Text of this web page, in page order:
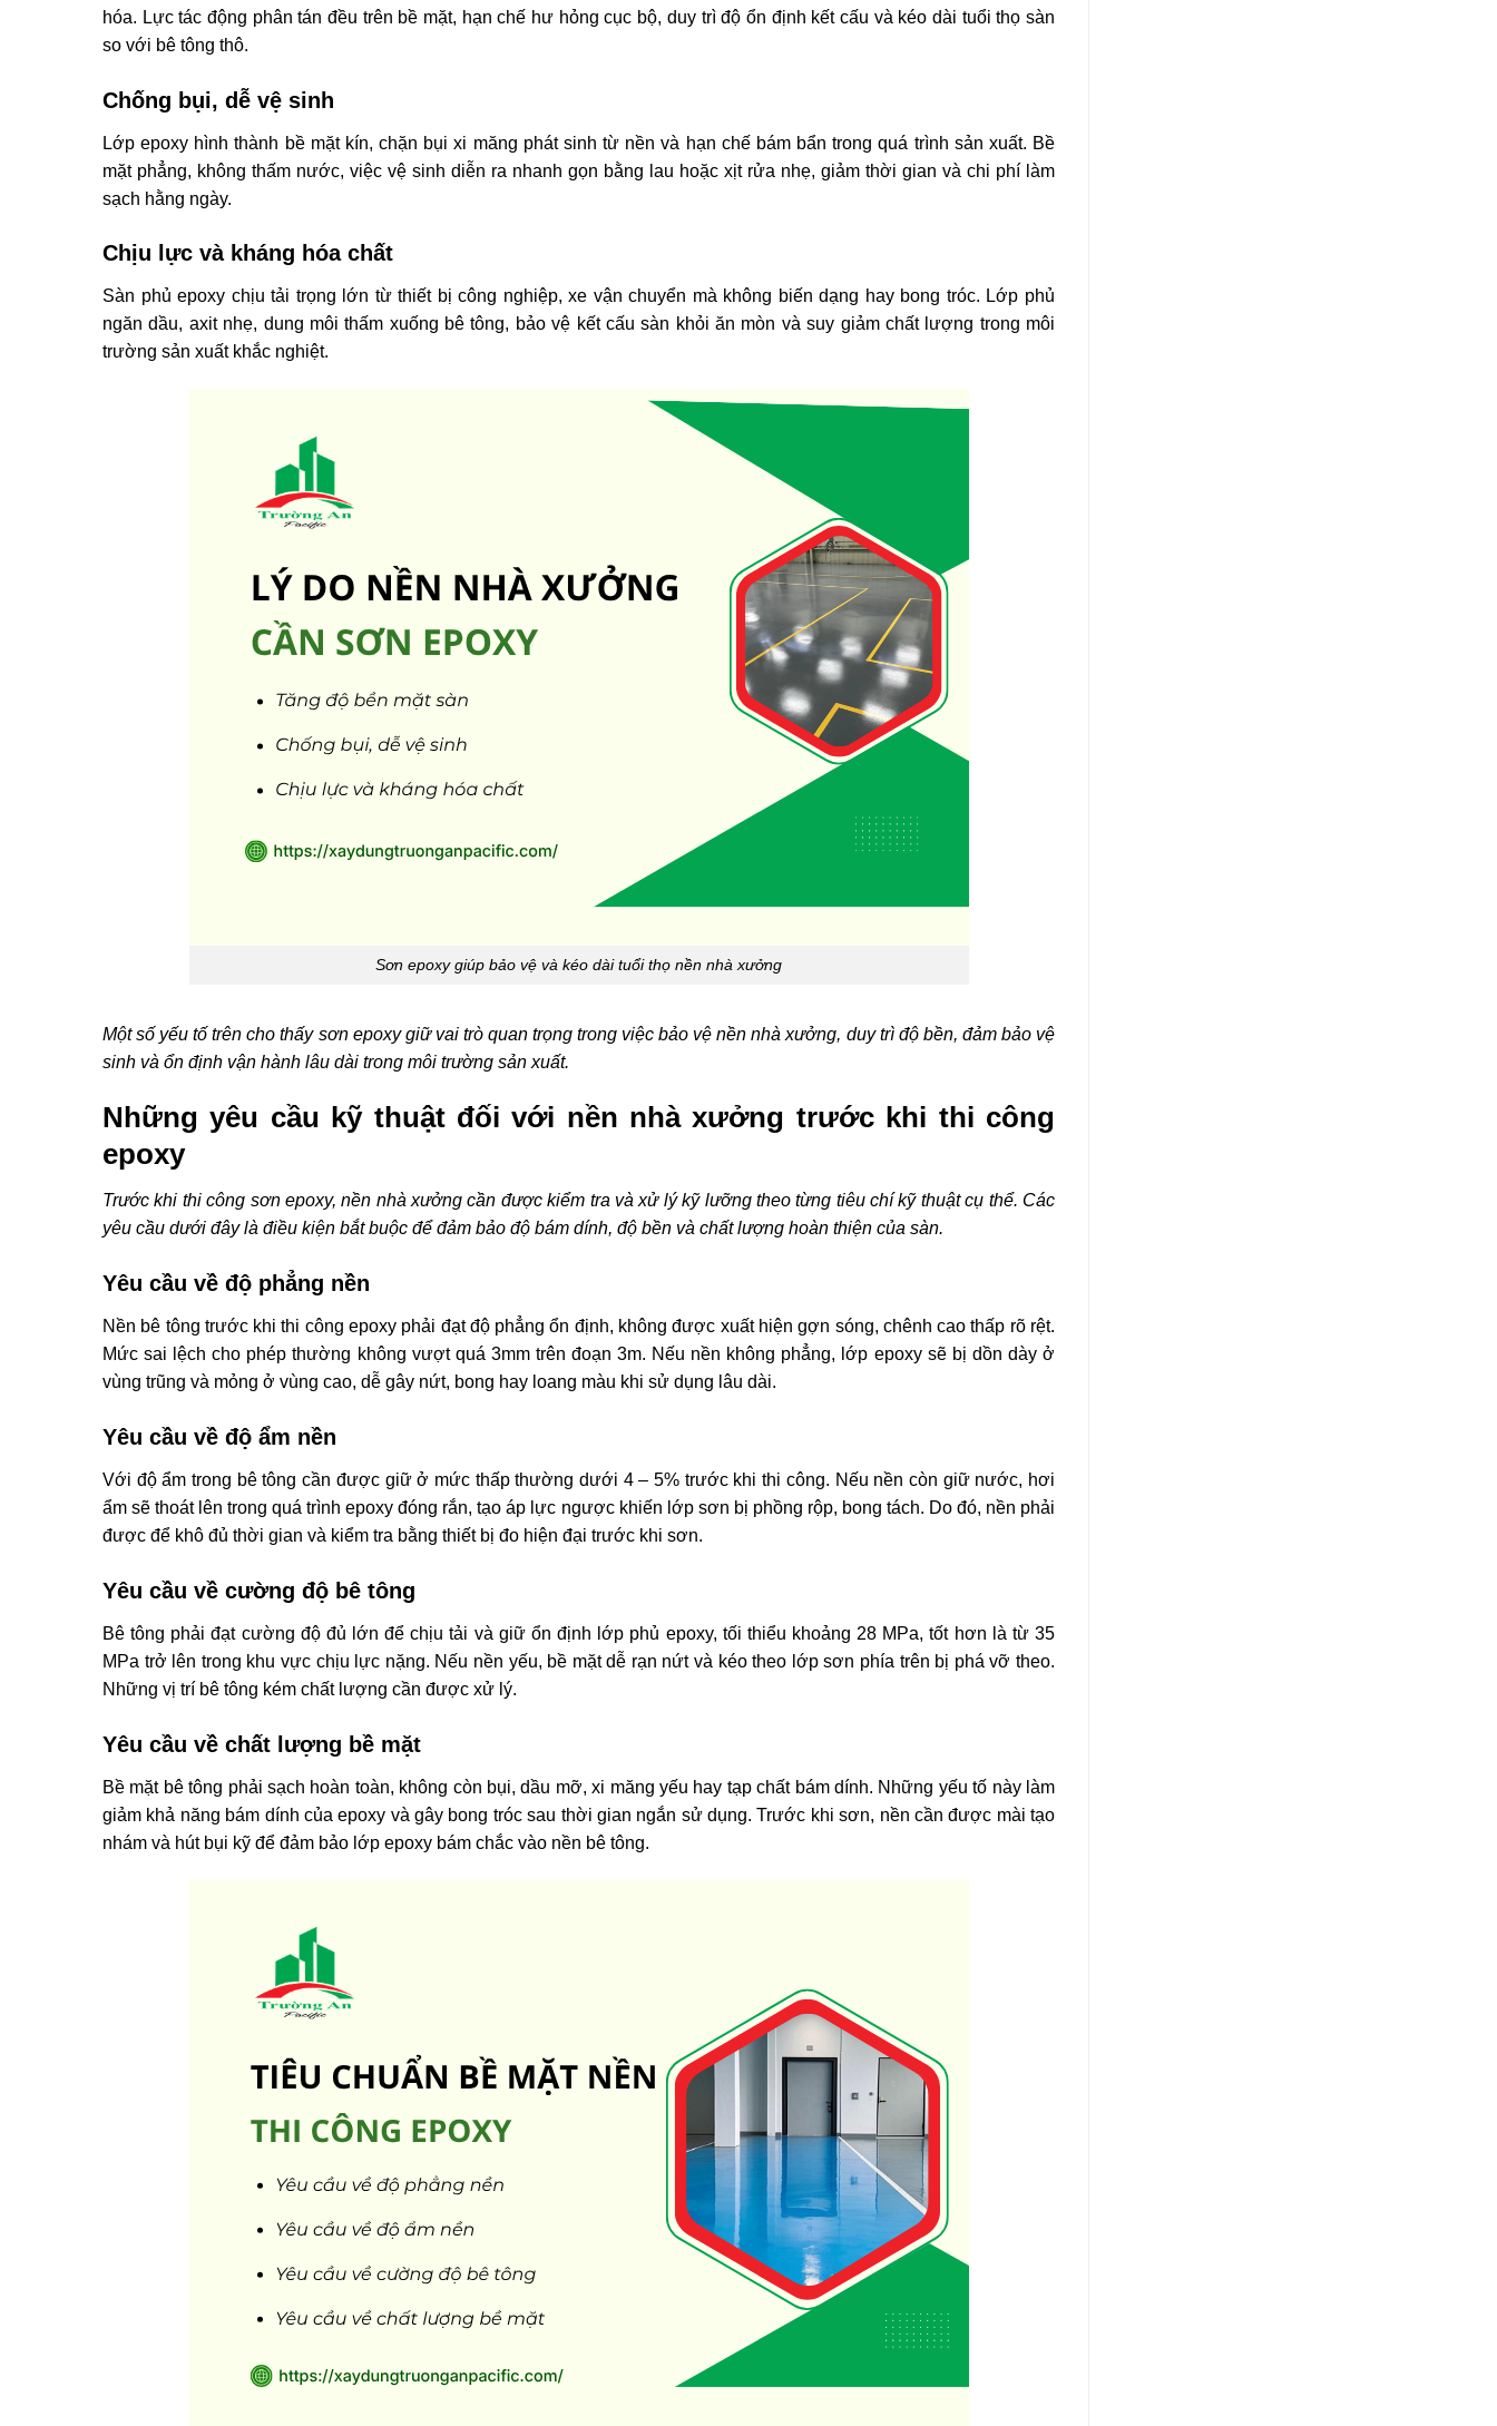
hóa. Lực tác động phân tán đều trên bề mặt, hạn chế hư hỏng cục bộ, duy trì độ ổn định kết cấu và kéo dài tuổi thọ sàn
so với bê tông thô.
Chống bụi, dễ vệ sinh
Lớp epoxy hình thành bề mặt kín, chặn bụi xi măng phát sinh từ nền và hạn chế bám bẩn trong quá trình sản xuất. Bề
mặt phẳng, không thấm nước, việc vệ sinh diễn ra nhanh gọn bằng lau hoặc xịt rửa nhẹ, giảm thời gian và chi phí làm
sạch hằng ngày.
Chịu lực và kháng hóa chất
Sàn phủ epoxy chịu tải trọng lớn từ thiết bị công nghiệp, xe vận chuyển mà không biến dạng hay bong tróc. Lớp phủ
ngăn dầu, axit nhẹ, dung môi thấm xuống bê tông, bảo vệ kết cấu sàn khỏi ăn mòn và suy giảm chất lượng trong môi
trường sản xuất khắc nghiệt.
Sơn epoxy giúp bảo vệ và kéo dài tuổi thọ nền nhà xưởng
Một số yếu tố trên cho thấy sơn epoxy giữ vai trò quan trọng trong việc bảo vệ nền nhà xưởng, duy trì độ bền, đảm bảo vệ
sinh và ổn định vận hành lâu dài trong môi trường sản xuất.
Những yêu cầu kỹ thuật đối với nền nhà xưởng trước khi thi công
epoxy
Trước khi thi công sơn epoxy, nền nhà xưởng cần được kiểm tra và xử lý kỹ lưỡng theo từng tiêu chí kỹ thuật cụ thể. Các
yêu cầu dưới đây là điều kiện bắt buộc để đảm bảo độ bám dính, độ bền và chất lượng hoàn thiện của sàn.
Yêu cầu về độ phẳng nền
Nền bê tông trước khi thi công epoxy phải đạt độ phẳng ổn định, không được xuất hiện gợn sóng, chênh cao thấp rõ rệt.
Mức sai lệch cho phép thường không vượt quá 3mm trên đoạn 3m. Nếu nền không phẳng, lớp epoxy sẽ bị dồn dày ở
vùng trũng và mỏng ở vùng cao, dễ gây nứt, bong hay loang màu khi sử dụng lâu dài.
Yêu cầu về độ ẩm nền
Với độ ẩm trong bê tông cần được giữ ở mức thấp thường dưới 4 – 5% trước khi thi công. Nếu nền còn giữ nước, hơi
ẩm sẽ thoát lên trong quá trình epoxy đóng rắn, tạo áp lực ngược khiến lớp sơn bị phồng rộp, bong tách. Do đó, nền phải
được để khô đủ thời gian và kiểm tra bằng thiết bị đo hiện đại trước khi sơn.
Yêu cầu về cường độ bê tông
Bê tông phải đạt cường độ đủ lớn để chịu tải và giữ ổn định lớp phủ epoxy, tối thiểu khoảng 28 MPa, tốt hơn là từ 35
MPa trở lên trong khu vực chịu lực nặng. Nếu nền yếu, bề mặt dễ rạn nứt và kéo theo lớp sơn phía trên bị phá vỡ theo.
Những vị trí bê tông kém chất lượng cần được xử lý.
Yêu cầu về chất lượng bề mặt
Bề mặt bê tông phải sạch hoàn toàn, không còn bụi, dầu mỡ, xi măng yếu hay tạp chất bám dính. Những yếu tố này làm
giảm khả năng bám dính của epoxy và gây bong tróc sau thời gian ngắn sử dụng. Trước khi sơn, nền cần được mài tạo
nhám và hút bụi kỹ để đảm bảo lớp epoxy bám chắc vào nền bê tông.